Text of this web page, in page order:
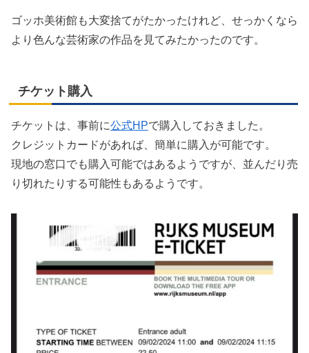
ゴッホ美術館も大変捨てがたかったけれど、せっかくなら
より色んな芸術家の作品を見てみたかったのです。
チケット購入
チケットは、事前に公式HPで購入しておきました。
クレジットカードがあれば、簡単に購入が可能です。
現地の窓口でも購入可能ではあるようですが、並んだり売
り切れたりする可能性もあるようです。